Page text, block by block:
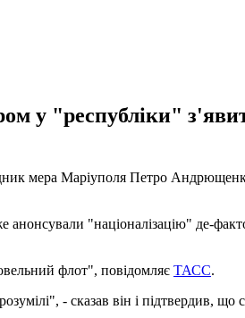
у "республіки"
мера Маріуполя Петро
анонсували "націоналізацію" де-
флот", повідомляє ТАСС.
- сказав він і підтвердив, що